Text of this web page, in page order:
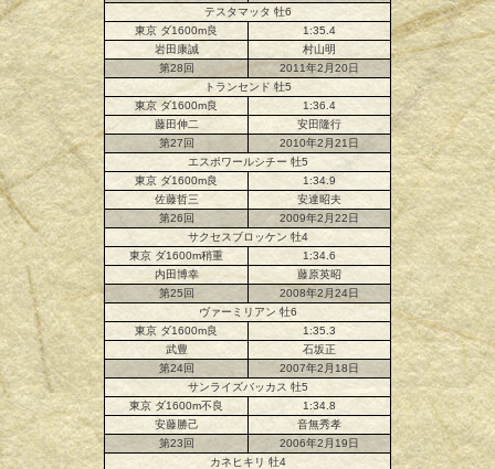
テスタマッタ 牡6
東京 ダ1600m良
1:35.4
岩田康誠
村山明
第28回
2011年2月20日
トランセンド 牡5
東京 ダ1600m良
1:36.4
藤田伸二
安田隆行
第27回
2010年2月21日
エスポワールシチー 牡5
東京 ダ1600m良
1:34.9
佐藤哲三
安達昭夫
第26回
2009年2月22日
サクセスブロッケン 牡4
東京 ダ1600m稍重
1:34.6
内田博幸
藤原英昭
第25回
2008年2月24日
ヴァーミリアン 牡6
東京 ダ1600m良
1:35.3
武豊
石坂正
第24回
2007年2月18日
サンライズバッカス 牡5
東京 ダ1600m不良
1:34.8
安藤勝己
音無秀孝
第23回
2006年2月19日
カネヒキリ 牡4